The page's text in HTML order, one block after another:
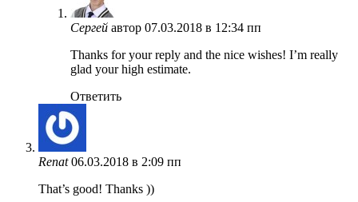
Сергей автор 07.03.2018 в 12:34 пп
Thanks for your reply and the nice wishes! I’m really
glad your high estimate.
Ответить
Renat 06.03.2018 в 2:09 пп
That’s good! Thanks ))